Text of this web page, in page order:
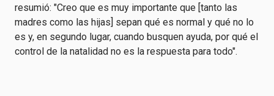
resumió: "Creo que es muy importante que [tanto las
madres como las hijas] sepan qué es normal y qué no lo
es y, en segundo lugar, cuando busquen ayuda, por qué el
control de la natalidad no es la respuesta para todo".